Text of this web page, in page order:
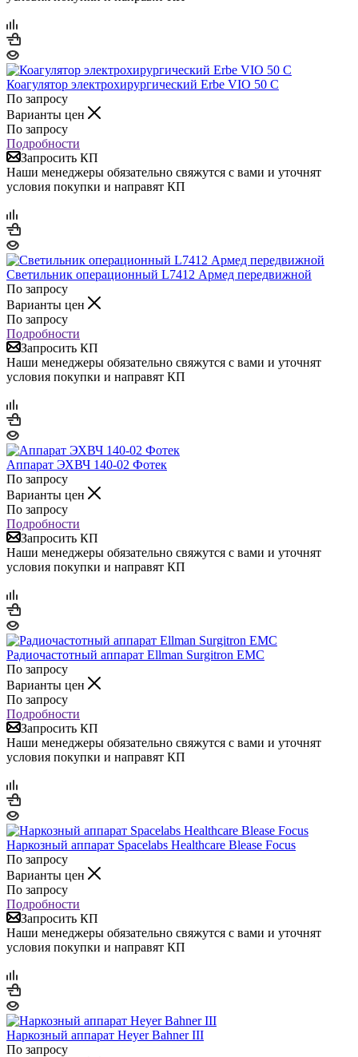
Коагулятор электрохирургический Erbe VIO 50 C
По запросу
Варианты цен
По запросу
Подробности
Запросить КП
Наши менеджеры обязательно свяжутся с вами и уточнят
условия покупки и направят КП
Светильник операционный L7412 Армед передвижной
По запросу
Варианты цен
По запросу
Подробности
Запросить КП
Наши менеджеры обязательно свяжутся с вами и уточнят
условия покупки и направят КП
Аппарат ЭХВЧ 140-02 Фотек
По запросу
Варианты цен
По запросу
Подробности
Запросить КП
Наши менеджеры обязательно свяжутся с вами и уточнят
условия покупки и направят КП
Радиочастотный аппарат Ellman Surgitron EMC
По запросу
Варианты цен
По запросу
Подробности
Запросить КП
Наши менеджеры обязательно свяжутся с вами и уточнят
условия покупки и направят КП
Наркозный аппарат Spacelabs Healthcare Blease Focus
По запросу
Варианты цен
По запросу
Подробности
Запросить КП
Наши менеджеры обязательно свяжутся с вами и уточнят
условия покупки и направят КП
Наркозный аппарат Heyer Bahner III
По запросу